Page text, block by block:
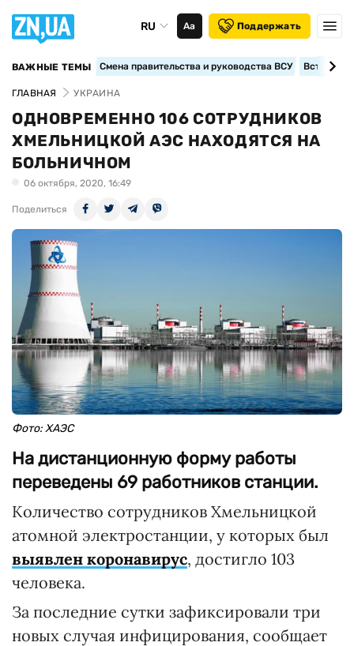
RU Аа Поддержать
ВАЖНЫЕ ТЕМЫ Смена правительства и руководства ВСУ
ГЛАВНАЯ УКРАИНА
ОДНОВРЕМЕННО 106 СОТРУДНИКОВ
ХМЕЛЬНИЦКОЙ АЭС НАХОДЯТСЯ НА
БОЛЬНИЧНОМ
06 октября, 2020, 16:49
Поделиться
Фото: ХАЭС
На дистанционную форму работы
переведены 69 работников станции.
Количество сотрудников Хмельницкой
атомной электростанции, у которых был
выявлен коронавирус, достигло 103
человека.
За последние сутки зафиксировали три
новых случая инфицирования, сообщает